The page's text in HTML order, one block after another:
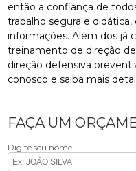
então a confiança de
trabalho segura e
informações. Além dos já
treinamento de direção
direção defensiva
conosco e saiba mais
FAÇA UM
Digite seu nome